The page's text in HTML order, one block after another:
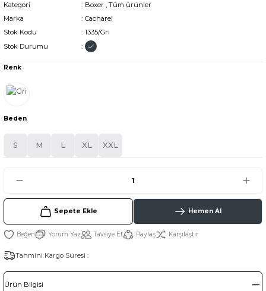
Kategori Boxer , Tüm ürünler
Marka
Cacharel
Stok Kodu
1335/Gri
Stok Durumu
Renk
Beden
S M L XL XXL
Sepete Ekle Hemen Al
Yorum Yaz Tavsiye Et Paylaş Karşılaştır
Tahmini Kargo Süresi :
Ürün Bilgisi